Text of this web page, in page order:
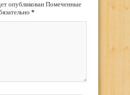
опубликован Помеченные
*